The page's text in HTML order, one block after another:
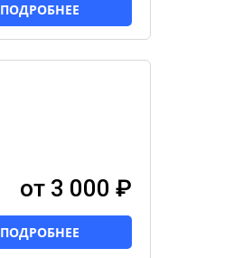
ПОДРОБНЕЕ
от 3 000 ₽
ПОДРОБНЕЕ